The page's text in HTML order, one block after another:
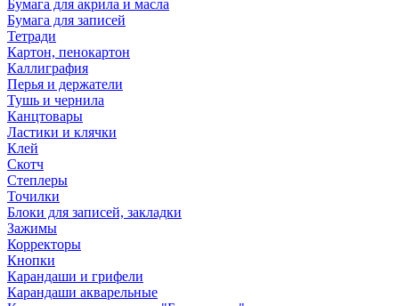
Бумага для акрила и масла
Бумага для записей
Тетради
Картон, пенокартон
Каллиграфия
Перья и держатели
Тушь и чернила
Канцтовары
Ластики и клячки
Клей
Скотч
Степлеры
Точилки
Блоки для записей, закладки
Зажимы
Корректоры
Кнопки
Карандаши и грифели
Карандаши акварельные